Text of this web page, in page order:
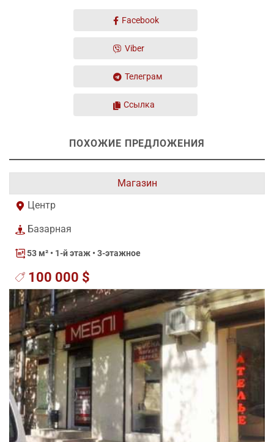
Facebook
Viber
Телеграм
Ссылка
ПОХОЖИЕ ПРЕДЛОЖЕНИЯ
Магазин
Центр
Базарная
53 м² • 1-й этаж • 3-этажное
100 000 $